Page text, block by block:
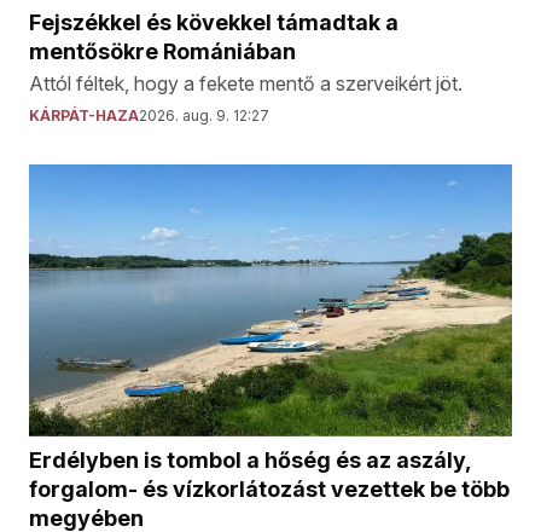
Fejszékkel és kövekkel támadtak a
mentősökre Romániában
Attól féltek, hogy a fekete mentő a szerveikért jöt.
KÁRPÁT-HAZA2026. aug. 9. 12:27
Erdélyben is tombol a hőség és az aszály,
forgalom- és vízkorlátozást vezettek be több
megyében